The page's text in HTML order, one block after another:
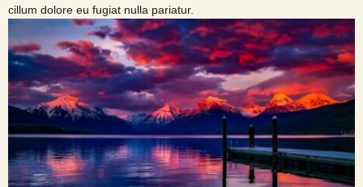
cillum dolore eu fugiat nulla pariatur.